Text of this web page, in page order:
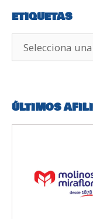
ETIQUETAS
ÚLTIMOS